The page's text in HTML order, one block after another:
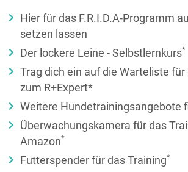
Hier für das F.R.I.D.A-Programm
setzen lassen
Der lockere Leine - Selbstlernkurs*
Trag dich ein auf die Warteliste
zum R+Expert*
Weitere Hundetrainingsangebote
Überwachungskamera für das
Amazon*
Futterspender für das Training*